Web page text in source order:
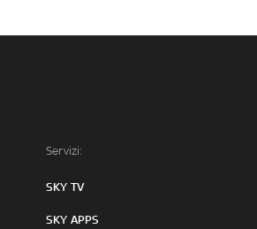
Servizi:
SKY TV
SKY APPS